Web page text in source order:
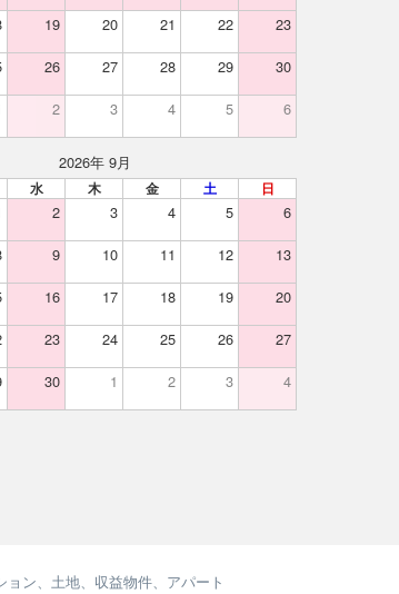
19 20 21 22
23
26 27 28 29
30
2 3 4 5 6
2026年 9月
水 木 金 土 日
2 3 4 5
6
9 10 11 12
13
16 17 18 19
20
23 24 25 26
27
30 1 2 3 4
ン、土地、収益物件、アパート